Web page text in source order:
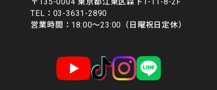
​TEL：03-3631-2890
営業時間：18:00〜23:00（日曜祝日定休）